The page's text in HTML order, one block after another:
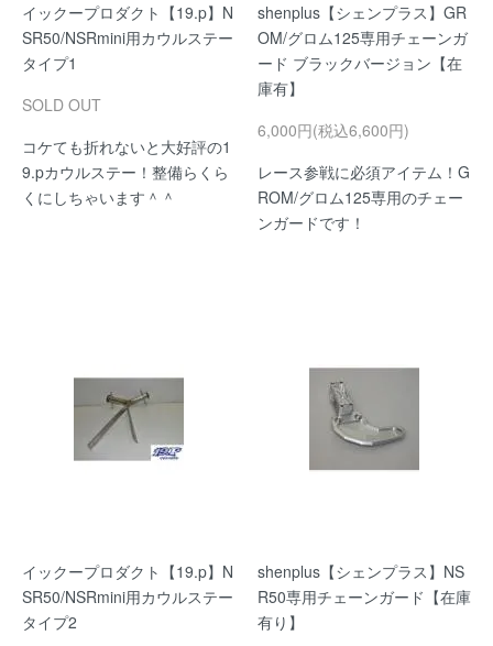
イックープロダクト【19.p】N
SR50/NSRmini用カウルステー
タイプ1
SOLD OUT
コケても折れないと大好評の1
9.pカウルステー！整備らくら
くにしちゃいます＾＾
shenplus【シェンプラス】GR
OM/グロム125専用チェーンガ
ード ブラックバージョン【在
庫有】
6,000円(税込6,600円)
レース参戦に必須アイテム！G
ROM/グロム125専用のチェー
ンガードです！
イックープロダクト【19.p】N
SR50/NSRmini用カウルステー
タイプ2
shenplus【シェンプラス】NS
R50専用チェーンガード【在庫
有り】